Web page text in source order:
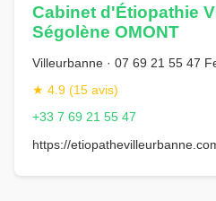
Cabinet d'Étiopathie
Ségolène OMONT
Villeurbanne · 07 69 21 55 47
★ 4.9 (15 avis)
+33 7 69 21 55 47
https://